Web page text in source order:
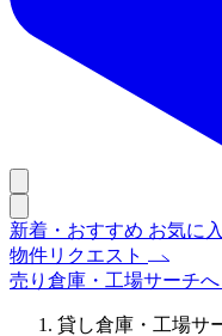
新着・おすすめ お気に
物件リクエスト
売り倉庫・工場サーチへ
貸し倉庫・工場サ